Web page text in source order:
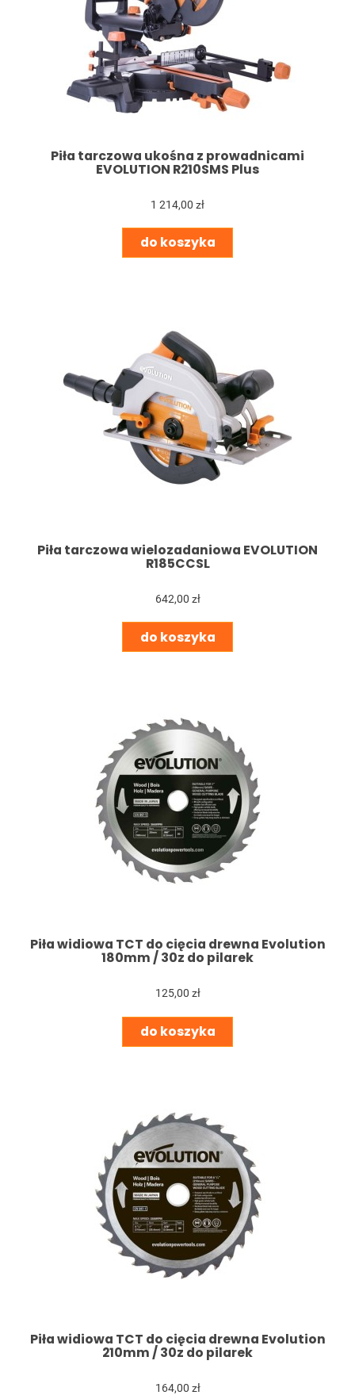
Piła tarczowa ukośna z prowadnicami
EVOLUTION R210SMS Plus
1 214,00 zł
do koszyka
Piła tarczowa wielozadaniowa EVOLUTION
R185CCSL
642,00 zł
do koszyka
Piła widiowa TCT do cięcia drewna Evolution
180mm / 30z do pilarek
125,00 zł
do koszyka
Piła widiowa TCT do cięcia drewna Evolution
210mm / 30z do pilarek
164,00 zł